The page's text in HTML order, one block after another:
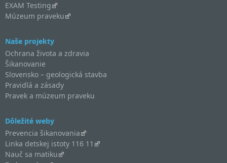
EXAM Testing
Múzeum praveku
Naše projekty
Ochrana života a zdravia
Šikanovanie
Slovensko – geologická stavba
Pravidlá a zásady
Pravek a múzeum praveku
Dôležité weby
Prevencia šikanovania
Linka detskej istoty 116 11
Nauč sa matiku